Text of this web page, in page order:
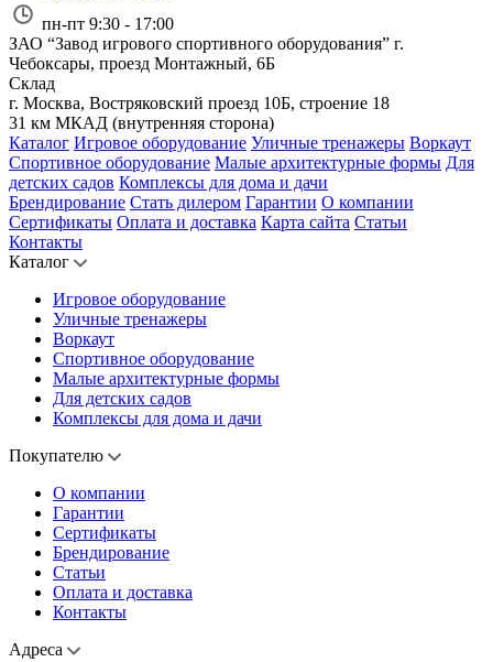
пн-пт 9:30 - 17:00
ЗАО “Завод игрового спортивного оборудования” г.
Чебоксары, проезд Монтажный, 6Б
Склад
г. Москва, Востряковский проезд 10Б, строение 18
31 км МКАД (внутренняя сторона)
Каталог Игровое оборудование Уличные тренажеры Воркаут
Спортивное оборудование Малые архитектурные формы Для
детских садов Комплексы для дома и дачи
Брендирование Стать дилером Гарантии О компании
Сертификаты Оплата и доставка Карта сайта Статьи
Контакты
Каталог
Игровое оборудование
Уличные тренажеры
Воркаут
Спортивное оборудование
Малые архитектурные формы
Для детских садов
Комплексы для дома и дачи
Покупателю
О компании
Гарантии
Сертификаты
Брендирование
Статьи
Оплата и доставка
Контакты
Адреса